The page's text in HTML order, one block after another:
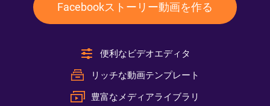
Facebookストーリー動画を作る
便利なビデオエディタ
リッチな動画テンプレート
豊富なメディアライブラリ